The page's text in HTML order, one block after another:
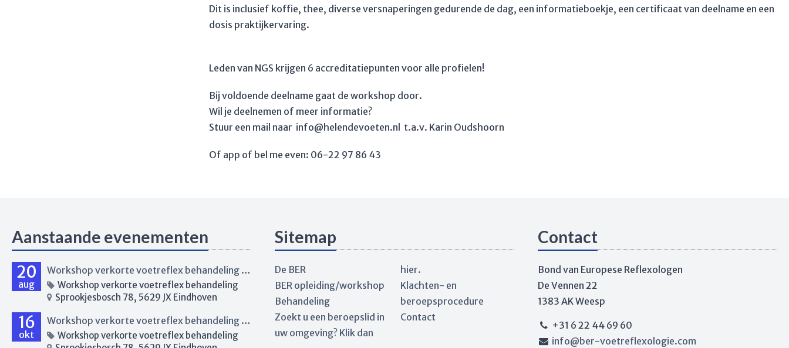
Dit is inclusief koffie, thee, diverse versnaperingen gedurende de dag, een informatieboekje, een certificaat van deelname en een
dosis praktijkervaring.
Leden van NGS krijgen 6 accreditatiepunten voor alle profielen!
Bij voldoende deelname gaat de workshop door.
Wil je deelnemen of meer informatie?
Stuur een mail naar info@helendevoeten.nl t.a.v. Karin Oudshoorn
Of app of bel me even: 06-22 97 86 43
Aanstaande evenementen
20
aug
Workshop verkorte voetreflex behandeling Eindhoven
Workshop verkorte voetreflex behandeling
Sprookjesbosch 78, 5629 JX Eindhoven
16
okt
Workshop verkorte voetreflex behandeling Eindhoven
Workshop verkorte voetreflex behandeling
Sitemap
De BER
BER opleiding/workshop
Behandeling
Zoekt u een beroepslid in
uw omgeving? Klik dan
hier.
Klachten- en
beroepsprocedure
Contact
Contact
Bond van Europese Reflexologen
De Vennen 22
1383 AK Weesp
+31 6 22 44 69 60
info@ber-voetreflexologie.com